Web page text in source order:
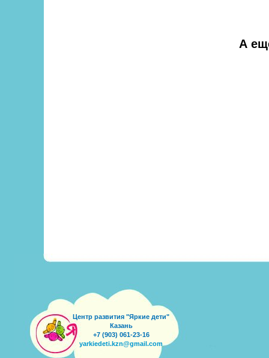
А
Центр развития "Яркие дети"
Казань
+7 (903) 061-23-16
yarkiedeti.kzn@gmail.com